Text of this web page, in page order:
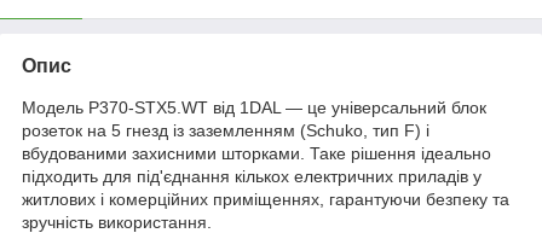
Опис
Модель P370-STX5.WT від 1DAL — це універсальний блок
розеток на 5 гнезд із заземленням (Schuko, тип F) і
вбудованими захисними шторками. Таке рішення ідеально
підходить для під'єднання кількох електричних приладів у
житлових і комерційних приміщеннях, гарантуючи безпеку та
зручність використання.